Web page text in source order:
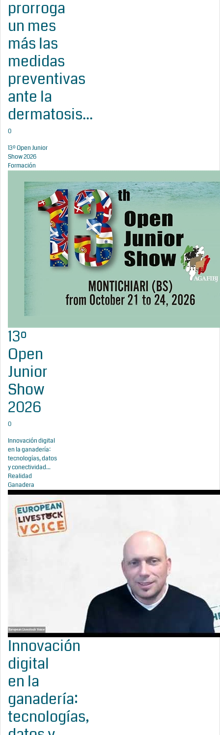
prorroga
un mes
más las
medidas
preventivas
ante la
dermatosis...
0
13º Open Junior
Show 2026
Formación
13º
Open
Junior
Show
2026
0
Innovación digital
en la ganadería:
tecnologías, datos
y conectividad...
Realidad
Ganadera
Innovación
digital
en la
ganadería:
tecnologías,